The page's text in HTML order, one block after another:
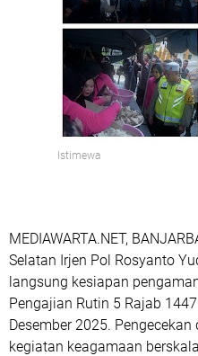
Istimewa
MEDIAWARTA.NET,
Selatan Irjen Pol Rosyanto
langsung kesiapan
Pengajian Rutin 5 Rajab
Desember 2025.
kegiatan keagamaan